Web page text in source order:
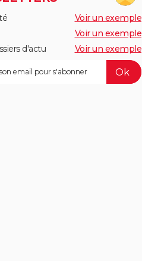
Voir un exemple
Voir un exemple
d'actu
Voir un exemple